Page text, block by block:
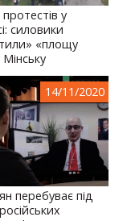
у
силовики
«площу
14/11/2020
перебуває під